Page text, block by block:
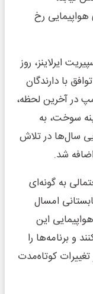
رخ
ایرلاینز، روز
با دارندگان
در آخرین لحظه،
سوخت، به
سال‌ها در تلاش
شد.
به گونه‌ای
امسال
این
و برنامه‌ها را
کوتاه‌مدت